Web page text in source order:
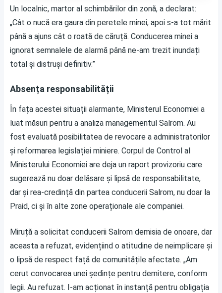
Un localnic, martor al schimbărilor din zonă, a declarat:
„Cât o nucă era gaura din peretele minei, apoi s-a tot mărit
până a ajuns cât o roată de căruță. Conducerea minei a
ignorat semnalele de alarmă până ne-am trezit inundați
total și distruși definitiv.”
Absența responsabilității
În fața acestei situații alarmante, Ministerul Economiei a
luat măsuri pentru a analiza managementul Salrom. Au
fost evaluată posibilitatea de revocare a administratorilor
și reformarea legislației miniere. Corpul de Control al
Ministerului Economiei are deja un raport provizoriu care
sugerează nu doar delăsare și lipsă de responsabilitate,
dar și rea-credință din partea conducerii Salrom, nu doar la
Praid, ci și în alte zone operaționale ale companiei.
Miruță a solicitat conducerii Salrom demisia de onoare, dar
aceasta a refuzat, evidențiind o atitudine de neimplicare și
o lipsă de respect față de comunitățile afectate. „Am
cerut convocarea unei ședințe pentru demitere, conform
legii. Au refuzat. I-am acționat în instanță pentru obligația